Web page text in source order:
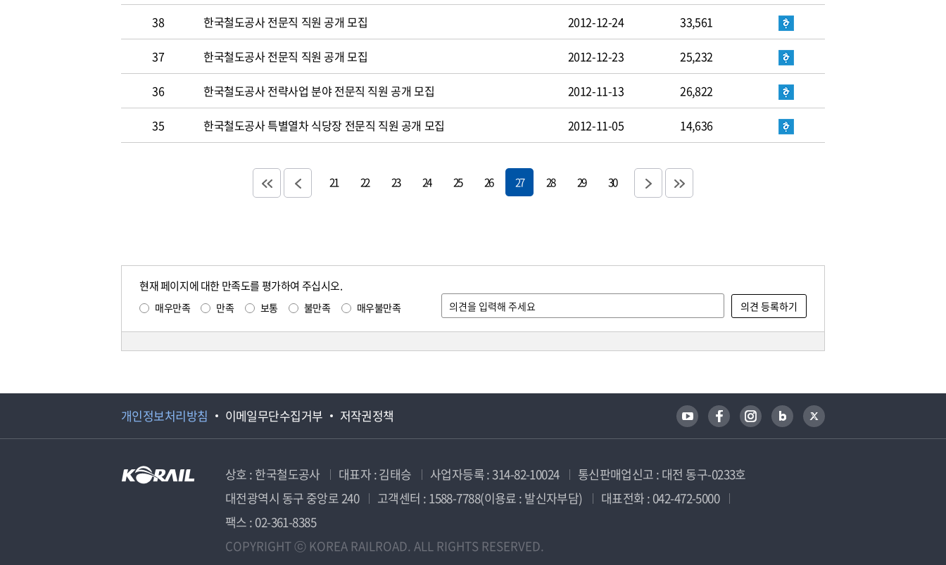
38 한국철도공사 전문직 직원 공개 모집 2012-12-24 33,561
37 한국철도공사 전문직 직원 공개 모집 2012-12-23 25,232
36 한국철도공사 전략사업 분야 전문직 직원 공개 모집 2012-11-13 26,822
35 한국철도공사 특별열차 식당장 전문직 직원 공개 모집 2012-11-05 14,636
21 22 23 24 25 26 27 28 29 30
현재 페이지에 대한 만족도를 평가하여 주십시오.
매우만족 만족 보통 불만족 매우불만족
개인정보처리방침 이메일무단수집거부 저작권정책
상호 : 한국철도공사 대표자 : 김태승 사업자등록 : 314-82-10024
통신판매업신고 : 대전 동구-0233호
대전광역시 동구 중앙로 240
고객센터 : 1588-7788(이용료 : 발신자부담)
대표전화 : 042-472-5000
팩스 : 02-361-8385
COPYRIGHT ⓒ KOREA RAILROAD. ALL RIGHTS RESERVED.